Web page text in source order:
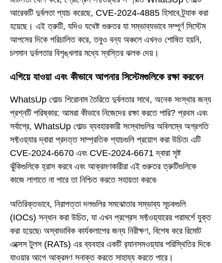
আরেকটি দুর্বলতা প্যাচ করেছে, CVE-2024-4885 হিসাবে ট্র্যাক করা
হয়েছে। এই ত্রুটি, যদিও যথেষ্ট গুরুতর যা সম্ভাব্যভাবে সম্পূর্ণ সিস্টেম
আপসের দিকে পরিচালিত করে, তবুও বন্য অঞ্চলে এখনও শোষিত হয়নি,
চলমান দুর্বলতার বিশৃঙ্খলার মধ্যে স্বস্তির ঝলক দেয়।
এগিয়ে যাওয়া এবং কীভাবে আপনার সিস্টেমগুলিকে রক্ষা করবেন
WhatsUp গোল্ড শিরোনাম তৈরিতে দুর্বলতার সাথে, অনেক সংস্থার জন্য
প্রশ্নটি পরিষ্কার: আমরা কীভাবে নিজেদের রক্ষা করতে পারি? প্রথম এবং
সর্বাগ্রে, WhatsUp গোল্ড ব্যবহারকারী সংস্থাগুলির অবিলম্বে অগ্রগতি
সফ্টওয়্যার দ্বারা প্রদত্ত সাম্প্রতিক প্যাচগুলি প্রয়োগ করা উচিত৷ এটি
CVE-2024-6670 এবং CVE-2024-6671 দ্বারা সৃষ্ট
ঝুঁকিগুলিকে হ্রাস করবে এবং আক্রমণকারীরা এই গুরুতর ত্রুটিগুলিকে
কাজে লাগাতে না পারে তা নিশ্চিত করতে সহায়তা করবে৷
অতিরিক্তভাবে, নিরাপত্তা দলগুলির সমঝোতার সম্ভাব্য সূচকগুলি
(IOCs) সন্ধান করা উচিত, যা এখন প্রগ্রেস সফ্টওয়্যারের পরামর্শে যুক্ত
করা হয়েছে৷ অস্বাভাবিক কার্যকলাপের জন্য নিরীক্ষণ, বিশেষ করে রিমোট
এক্সেস টুলস (RATs) এর ব্যবহার একটি র‍্যানসমওয়্যার পরিস্থিতির দিকে
যাওয়ার আগে আক্রমণ সনাক্ত করতে সাহায্য করতে পারে।